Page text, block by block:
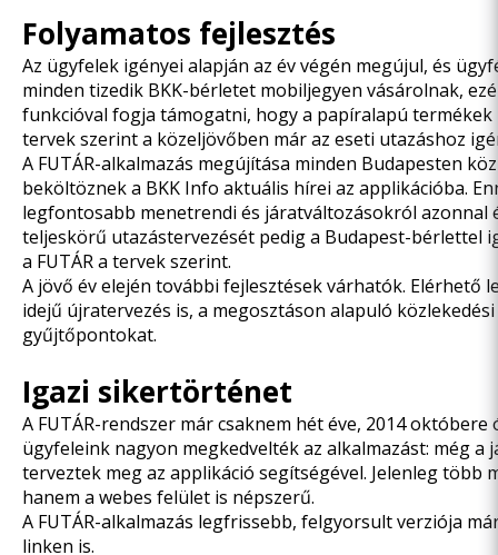
Folyamatos fejlesztés
Az ügyfelek igényei alapján az év végén megújul, és
minden tizedik BKK-bérletet mobiljegyen vásárolnak,
funkcióval fogja támogatni, hogy a papíralapú
tervek szerint a közeljövőben már az eseti utazáshoz
A FUTÁR-alkalmazás megújítása minden Budapesten
beköltöznek a BKK Info aktuális hírei az applikációba.
legfontosabb menetrendi és járatváltozásokról
teljeskörű utazástervezését pedig a Budapest-bérlettel
a FUTÁR a tervek szerint.
A jövő év elején további fejlesztések várhatók.
idejű újratervezés is, a megosztáson alapuló
gyűjtőpontokat.
Igazi sikertörténet
A FUTÁR-rendszer már csaknem hét éve, 2014
ügyfeleink nagyon megkedvelték az alkalmazást: még
terveztek meg az applikáció segítségével. Jelenleg több
hanem a webes felület is népszerű.
A FUTÁR-alkalmazás legfrissebb, felgyorsult verziója
linken is.